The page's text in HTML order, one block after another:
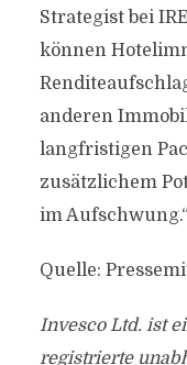
Strategist bei
können
anderen
langfristigen
zusätzlichem
im Aufschwung.“
Quelle:
Invesco Ltd. ist
registrierte